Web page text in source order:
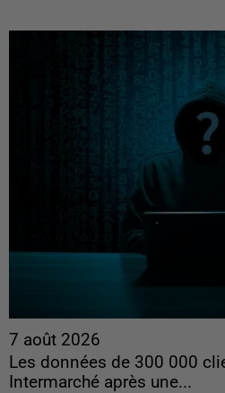
7 août 2026
Les données de 300 000
Intermarché après une...